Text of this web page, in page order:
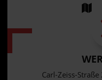
Carl-Zeiss-